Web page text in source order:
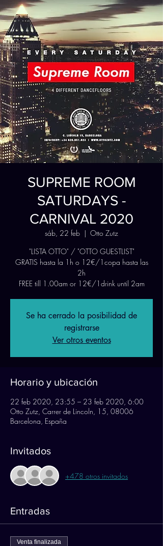
SUPREME ROOM
SATURDAYS -
CARNIVAL 2020
sáb, 22 feb
  |
Otto Zutz
"LISTA OTTO" / "OTTO GUESTLIST"
GRATIS hasta la 1h o 12€/1copa hasta las
2h
FREE till 1.00am or 12€/1drink until 2am
Se ha cerrado la posibilidad de
registrarse
Ver otros eventos
Horario y ubicación
22 feb 2020, 23:55 – 23 feb 2020, 6:00
Otto Zutz, Carrer de Lincoln, 15, 08006
Barcelona, España
Invitados
+478 otros invitados
Entradas
Venta finalizada